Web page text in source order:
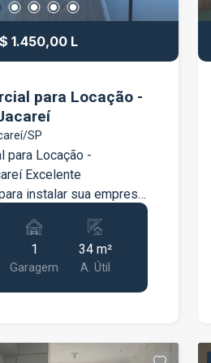
1.450,00 L
para Locação -
SP
para Locação -
instalar sua empresa
bem localizados de
espaço funcional e
tipos de
mais
1
Garagem
34 m²
A. Útil